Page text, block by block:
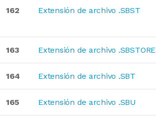
162 Extensión de archivo .SBST
163 Extensión de archivo .SBSTORE
164 Extensión de archivo .SBT
165 Extensión de archivo .SBU